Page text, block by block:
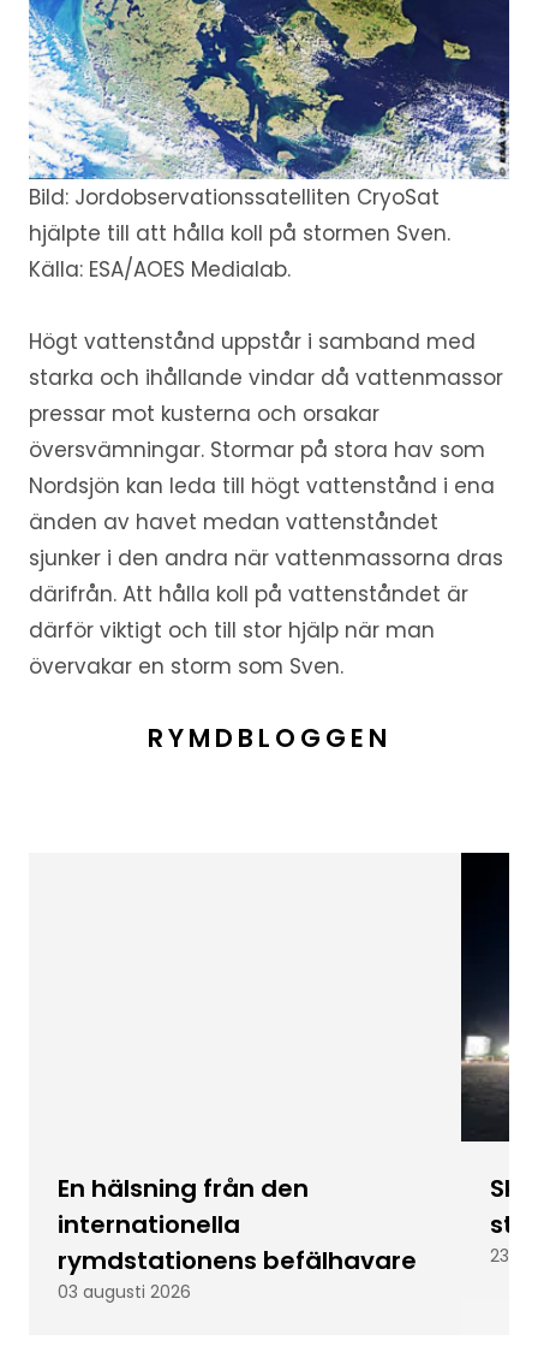
Bild: Jordobservationssatelliten CryoSat
hjälpte till att hålla koll på stormen Sven.
Källa: ESA/AOES Medialab.
Högt vattenstånd uppstår i samband med
starka och ihållande vindar då vattenmassor
pressar mot kusterna och orsakar
översvämningar. Stormar på stora hav som
Nordsjön kan leda till högt vattenstånd i ena
änden av havet medan vattenståndet
sjunker i den andra när vattenmassorna dras
därifrån. Att hålla koll på vattenståndet är
därför viktigt och till stor hjälp när man
övervakar en storm som Sven.
RYMDBLOGGEN
En hälsning från den
internationella
rymdstationens befälhavare
03 augusti 2026
23